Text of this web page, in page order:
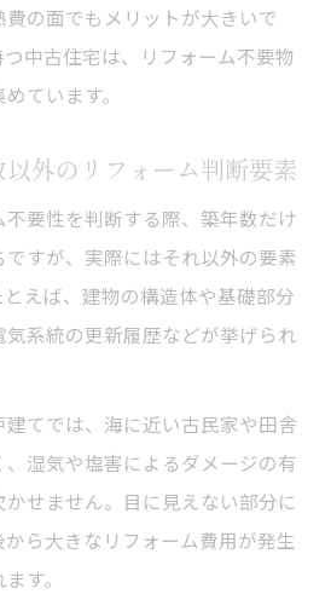
の面でもメリットが大きいで
中古住宅は、リフォーム不要物
ています。
外のリフォーム判断要素
要性を判断する際、築年数だけ
すが、実際にはそれ以外の要素
えば、建物の構造体や基礎部分
系統の更新履歴などが挙げられ
てでは、海に近い古民家や田舎
湿気や塩害によるダメージの有
せません。目に見えない部分に
ら大きなリフォーム費用が発生
す。